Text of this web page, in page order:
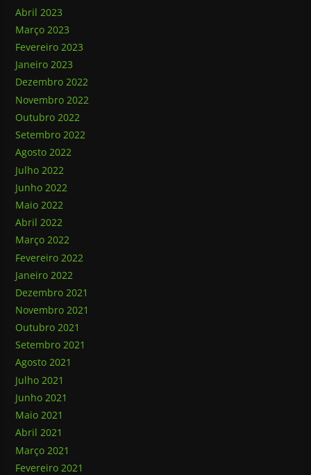
Abril 2023
Março 2023
Fevereiro 2023
Janeiro 2023
Dezembro 2022
Novembro 2022
Outubro 2022
Setembro 2022
Agosto 2022
Julho 2022
Junho 2022
Maio 2022
Abril 2022
Março 2022
Fevereiro 2022
Janeiro 2022
Dezembro 2021
Novembro 2021
Outubro 2021
Setembro 2021
Agosto 2021
Julho 2021
Junho 2021
Maio 2021
Abril 2021
Março 2021
Fevereiro 2021